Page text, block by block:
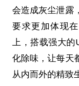
会造成灰尘泄露
要求更加体现
上，搭载强大的
化除味，让每天
从内而外的精致